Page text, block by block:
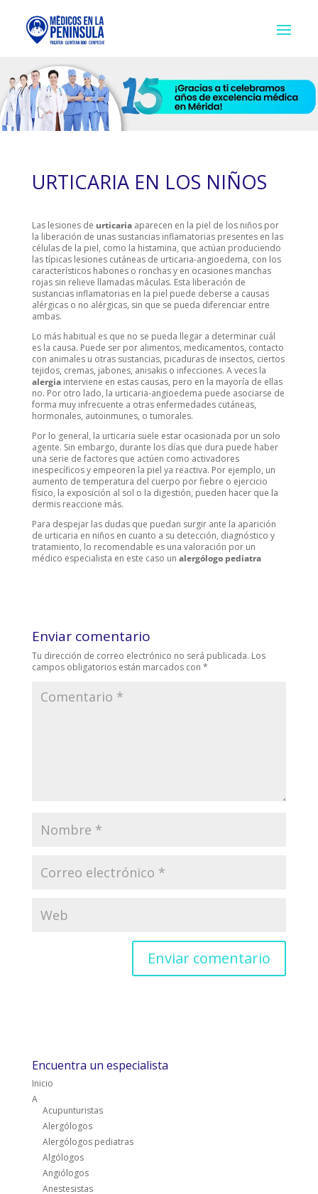
URTICARIA EN LOS NIÑOS
Las lesiones de urticariaaparecen en la piel de los niños por
la liberación de unas sustancias inflamatorias presentes en las
células de la piel, como la histamina, que actúan produciendo
las típicas lesiones cutáneas de urticaria-angioedema, con los
característicos habones o ronchas y en ocasiones manchas
rojas sin relieve llamadas máculas. Esta liberación de
sustancias inflamatorias en la piel puede deberse a causas
alérgicas o no alérgicas, sin que se pueda diferenciar entre
ambas.
Lo más habitual es que no se pueda llegar a determinar cuál
es la causa. Puede ser por alimentos, medicamentos, contacto
con animales u otras sustancias, picaduras de insectos, ciertos
tejidos, cremas, jabones, anisakis o infecciones. A veces la
alergiainterviene en estas causas, pero en la mayoría de ellas
no. Por otro lado, la urticaria-angioedema puede asociarse de
forma muy infrecuente a otras enfermedades cutáneas,
hormonales, autoinmunes, o tumorales.
Por lo general, la urticaria suele estar ocasionada por un solo
agente. Sin embargo, durante los días que dura puede haber
una serie de factores que actúen como activadores
inespecíficos y empeoren la piel ya reactiva. Por ejemplo, un
aumento de temperatura del cuerpo por fiebre o ejercicio
físico, la exposición al sol o la digestión, pueden hacer que la
dermis reaccione más.
Para despejar las dudas que puedan surgir ante la aparición
de urticaria en niños en cuanto a su detección, diagnóstico y
tratamiento, lo recomendable es una valoración por un
médico especialista en este caso un alergólogo pediatra
Enviar comentario
Tu dirección de correo electrónico no será publicada. Los
campos obligatorios están marcados con *
Encuentra un especialista
Inicio
A
Acupunturistas
Alergólogos
Alergólogos pediatras
Algólogos
Angiólogos
Anestesistas